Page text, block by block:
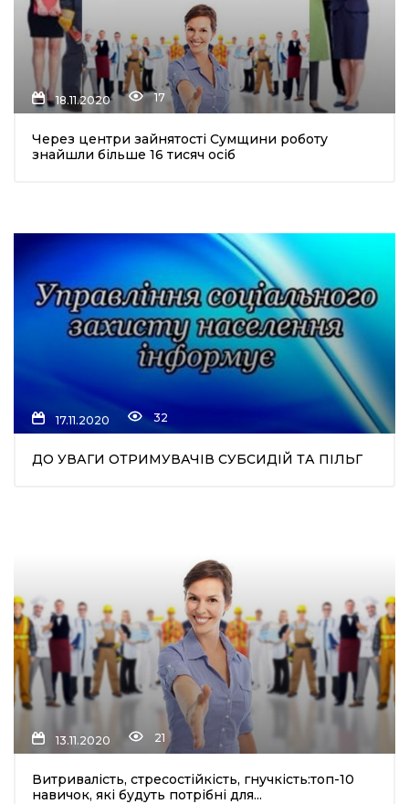
18.11.2020 17
Через центри зайнятості Сумщини роботу
знайшли більше 16 тисяч осіб
17.11.2020 32
ДО УВАГИ ОТРИМУВАЧІВ СУБСИДІЙ ТА ПІЛЬГ
13.11.2020 21
Витривалість, стресостійкість, гнучкість:топ-10
навичок, які будуть потрібні для...